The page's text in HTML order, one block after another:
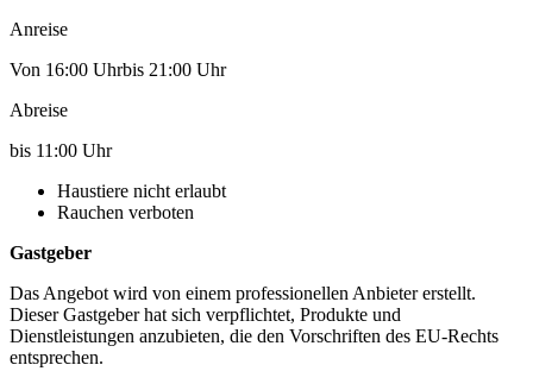
Anreise
Von 16:00 Uhrbis 21:00 Uhr
Abreise
bis 11:00 Uhr
Haustiere nicht erlaubt
Rauchen verboten
Gastgeber
Das Angebot wird von einem professionellen Anbieter erstellt.
Dieser Gastgeber hat sich verpflichtet, Produkte und
Dienstleistungen anzubieten, die den Vorschriften des EU-Rechts
entsprechen.